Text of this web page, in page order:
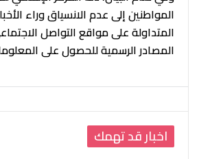
المواطنين إلى عدم الانسياق وراء
المتداولة على مواقع التواصل
المصادر الرسمية للحصول على
اخبار قد تهمك